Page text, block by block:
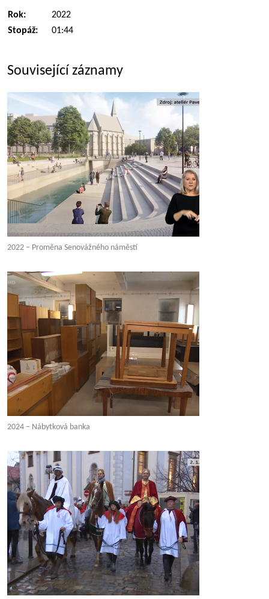
Rok:
2022
Stopáž:
01:44
Související záznamy
2022 – Proměna Senovážného náměstí
2024 – Nábytková banka